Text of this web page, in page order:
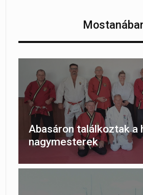
Abasáron találkoztak a
nagymesterek